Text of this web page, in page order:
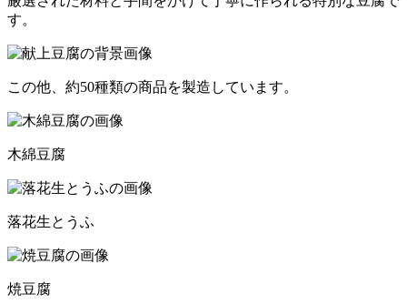
す。
この他、約50種類の商品を製造しています。
木綿豆腐
落花生とうふ
焼豆腐